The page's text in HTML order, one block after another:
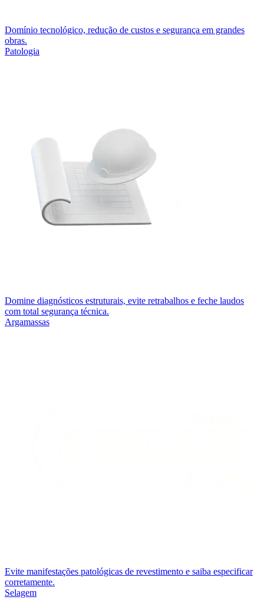
Domínio tecnológico, redução de custos e segurança em grandes
obras.
Patologia
Domine diagnósticos estruturais, evite retrabalhos e feche laudos
com total segurança técnica.
Argamassas
Evite manifestações patológicas de revestimento e saiba especificar
corretamente.
Selagem